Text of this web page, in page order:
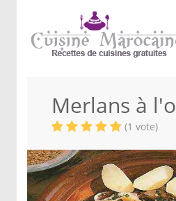
Merlans à
(1 vote)